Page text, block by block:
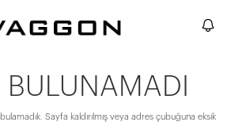
BULUNAMADI
bulamadık. Sayfa kaldırılmış veya adres çubuğuna eksik